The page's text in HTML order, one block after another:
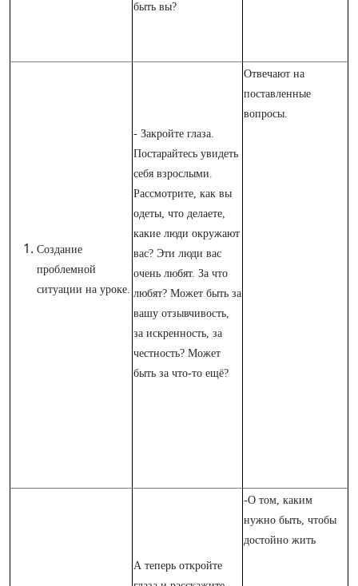
быть вы?
Создание
проблемной
ситуации на уроке.
- Закройте глаза.
Постарайтесь увидеть
себя взрослыми.
Рассмотрите, как вы
одеты, что делаете,
какие люди окружают
вас? Эти люди вас
очень любят. За что
любят? Может быть за
вашу отзывчивость,
за искренность, за
честность? Может
быть за что-то ещё?
Отвечают на
поставленные
вопросы.
А теперь откройте
-О том, каким
нужно быть, чтобы
достойно жить